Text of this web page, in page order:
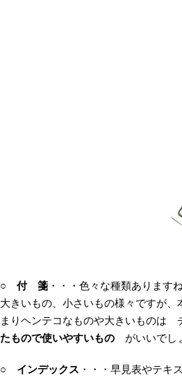
○ 付 箋 ・・・色々な種類あります
大きいもの、小さいもの様々ですが
まりヘンテコなものや大きいもの
たもので使いやすいもの がいいでし
○ インデックス ・・・早見表やテキ